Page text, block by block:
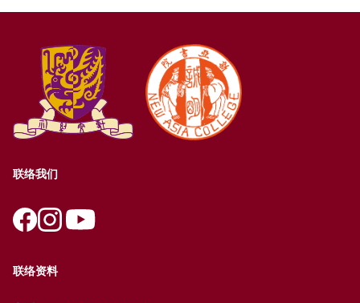
联络我们
联络资料